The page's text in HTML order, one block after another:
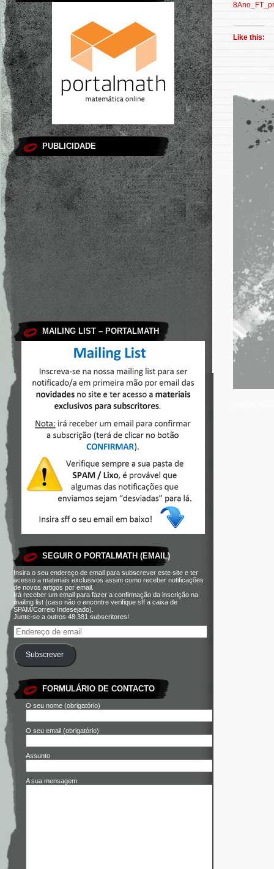
PUBLICIDADE
MAILING LIST – PORTALMATH
SEGUIR O PORTALMATH (EMAIL)
Insira o seu endereço de email para subscrever este site e ter
acesso a materiais exclusivos assim como receber notificações
de novos artigos por email.
Irá receber um email para fazer a confirmação da inscrição na
mailing list (caso não o encontre verifique sff a caixa de
SPAM/Correio Indesejado).
Junte-se a outros 48.381 subscritores!
Subscrever
FORMULÁRIO DE CONTACTO
O seu nome (obrigatório)
O seu email (obrigatório)
Assunto
A sua mensagem
Like this: